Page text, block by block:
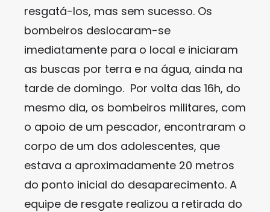
resgatá-los, mas sem sucesso. Os
bombeiros deslocaram-se
imediatamente para o local e iniciaram
as buscas por terra e na água, ainda na
tarde de domingo. Por volta das 16h, do
mesmo dia, os bombeiros militares, com
o apoio de um pescador, encontraram o
corpo de um dos adolescentes, que
estava a aproximadamente 20 metros
do ponto inicial do desaparecimento. A
equipe de resgate realizou a retirada do